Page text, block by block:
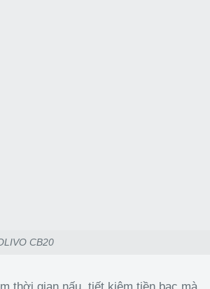
CB20
thời gian nấu, tiết kiệm tiền bạc mà